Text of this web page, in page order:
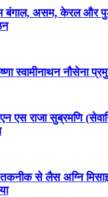
16-18 जुलाई 2026
बंगाल, असम, केरल और
स्वामीनाथन नौसेना
एस राजा सुब्रमणि
से लैस अग्नि